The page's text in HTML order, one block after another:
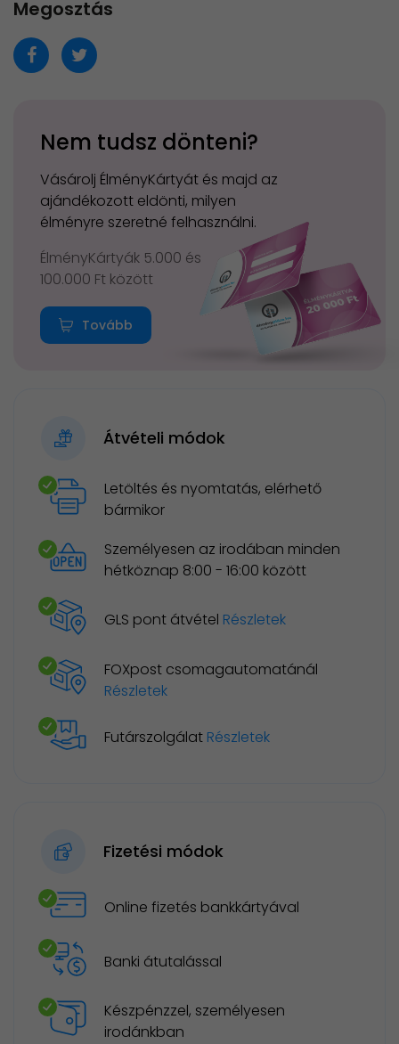
Megosztás
Nem tudsz dönteni?
Vásárolj ÉlményKártyát és majd az
ajándékozott eldönti, milyen
élményre szeretné felhasználni.
ÉlményKártyák 5.000 és
100.000 Ft között
Tovább
Átvételi módok
Letöltés és nyomtatás, elérhető
bármikor
Személyesen az irodában minden
hétköznap 8:00 - 16:00 között
GLS pont átvétel Részletek
FOXpost csomagautomatánál
Részletek
Futárszolgálat Részletek
Fizetési módok
Online fizetés bankkártyával
Banki átutalással
Készpénzzel, személyesen
irodánkban